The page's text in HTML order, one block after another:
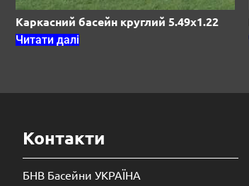
Каркасний басейн круглий 5.49х1.22
Читати далі
Контакти
БНВ Басейни УКРАЇНА